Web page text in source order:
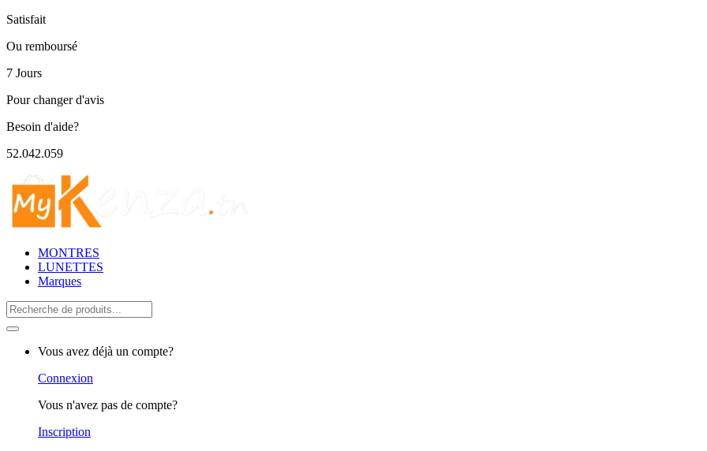
Satisfait
Ou remboursé
7 Jours
Pour changer d'avis
Besoin d'aide?
52.042.059
MONTRES
LUNETTES
Marques
Search
for:
Vous avez déjà un compte?
Connexion
Vous n'avez pas de compte?
Inscription